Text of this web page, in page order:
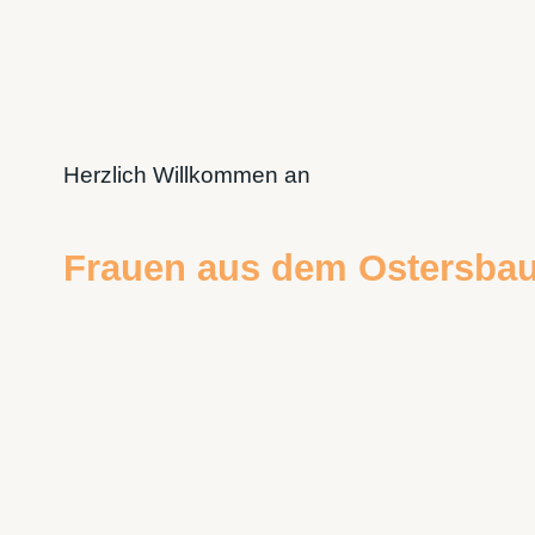
Herzlich Willkommen an
Frauen aus dem